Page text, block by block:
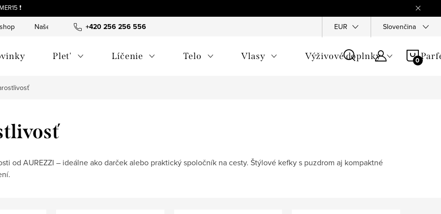
❗
+420 256 256 556
Naše tipy a príbehy O nás Ochrana osobních údajů Všeobecné
EUR Slovenčina
Plet' Líčenie Telo Vlasy Výživové doplnky
od AUREZZI – ideálne ako darček alebo praktický spoločník na cesty. Štýlové kefky s puzdrom aj kompaktné